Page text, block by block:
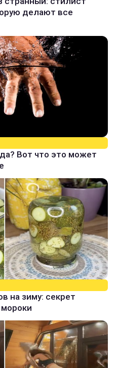
делают все
Вот что это может
на зиму: секрет